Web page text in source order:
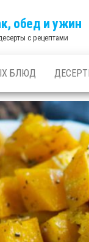
обед и ужин
с рецептами
БЛЮД